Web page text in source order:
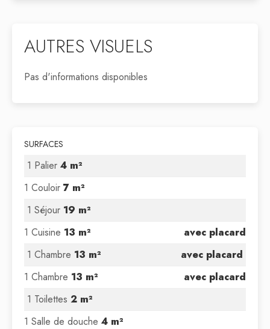
AUTRES VISUELS
Pas d'informations disponibles
SURFACES
1 Palier 4 m²
1 Couloir 7 m²
1 Séjour 19 m²
1 Cuisine 13 m²
avec placard
1 Chambre 13 m²
avec placard
1 Chambre 13 m²
avec placard
1 Toilettes 2 m²
1 Salle de douche 4 m²